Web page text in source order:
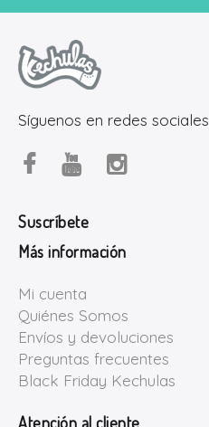
Síguenos en redes sociales
Suscríbete
Más información
Mi cuenta
Quiénes Somos
Envíos y devoluciones
Preguntas frecuentes
Black Friday Kechulas
Atención al cliente